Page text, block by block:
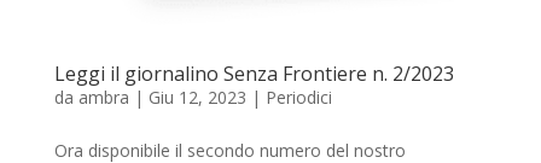
Leggi il giornalino Senza Frontiere n. 2/2023
da ambra | Giu 12, 2023 | Periodici
Ora disponibile il secondo numero del nostro